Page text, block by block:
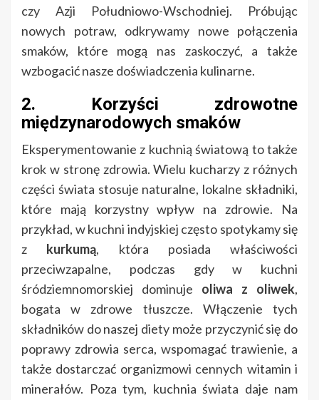
czy Azji Południowo-Wschodniej. Próbując
nowych potraw, odkrywamy nowe połączenia
smaków, które mogą nas zaskoczyć, a także
wzbogacić nasze doświadczenia kulinarne.
2. Korzyści zdrowotne
międzynarodowych smaków
Eksperymentowanie z kuchnią światową to także
krok w stronę zdrowia. Wielu kucharzy z różnych
części świata stosuje naturalne, lokalne składniki,
które mają korzystny wpływ na zdrowie. Na
przykład, w kuchni indyjskiej często spotykamy się
z kurkumą, która posiada właściwości
przeciwzapalne, podczas gdy w kuchni
śródziemnomorskiej dominuje oliwa z oliwek,
bogata w zdrowe tłuszcze. Włączenie tych
składników do naszej diety może przyczynić się do
poprawy zdrowia serca, wspomagać trawienie, a
także dostarczać organizmowi cennych witamin i
minerałów. Poza tym, kuchnia świata daje nam